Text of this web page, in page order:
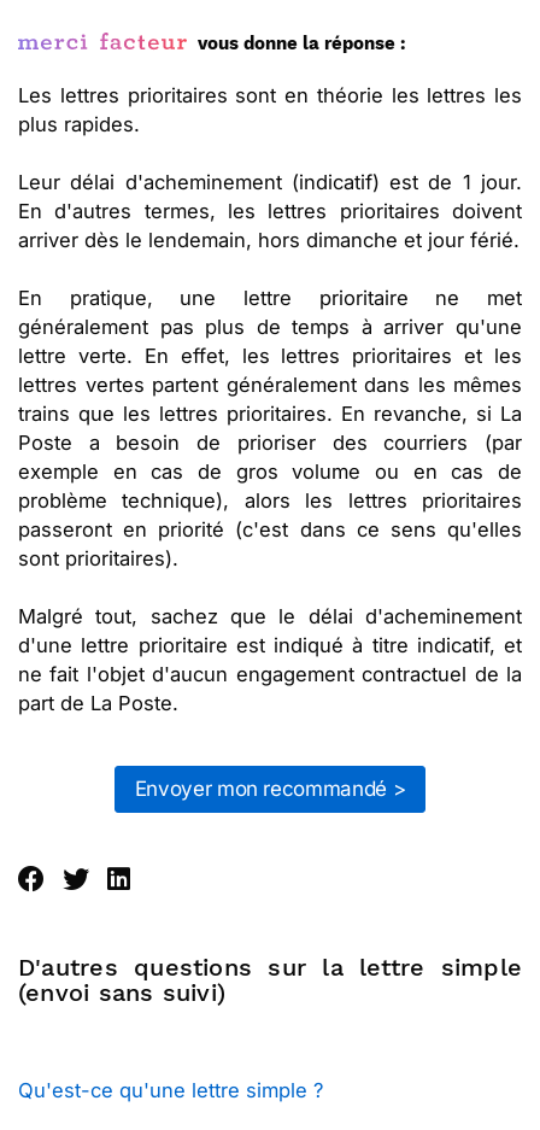
vous donne la réponse :
Les lettres prioritaires sont en théorie les lettres les
plus rapides.
Leur délai d'acheminement (indicatif) est de 1 jour.
En d'autres termes, les lettres prioritaires doivent
arriver dès le lendemain, hors dimanche et jour férié.
En pratique, une lettre prioritaire ne met
généralement pas plus de temps à arriver qu'une
lettre verte. En effet, les lettres prioritaires et les
lettres vertes partent généralement dans les mêmes
trains que les lettres prioritaires. En revanche, si La
Poste a besoin de prioriser des courriers (par
exemple en cas de gros volume ou en cas de
problème technique), alors les lettres prioritaires
passeront en priorité (c'est dans ce sens qu'elles
sont prioritaires).
Malgré tout, sachez que le délai d'acheminement
d'une lettre prioritaire est indiqué à titre indicatif, et
ne fait l'objet d'aucun engagement contractuel de la
part de La Poste.
Envoyer mon recommandé >
D'autres questions sur la lettre simple
(envoi sans suivi)
Qu'est-ce qu'une lettre simple ?